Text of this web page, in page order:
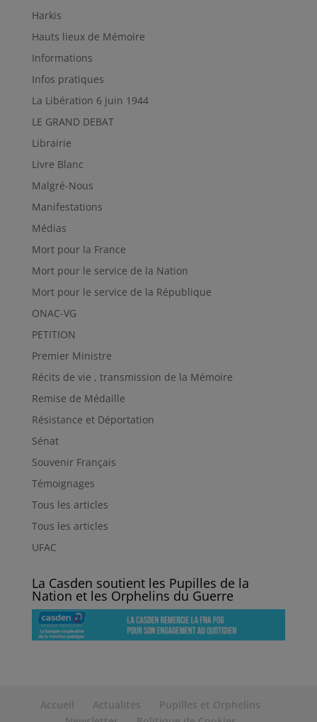
Harkis
Hauts lieux de Mémoire
Informations
Infos pratiques
La Libération 6 juin 1944
LE GRAND DEBAT
Librairie
Livre Blanc
Malgré-Nous
Manifestations
Médias
Mort pour la France
Mort pour le service de la Nation
Mort pour le service de la République
ONAC-VG
PETITION
Premier Ministre
Récits de vie , transmission de la Mémoire
Remise de Médaille
Résistance et Déportation
Sénat
Souvenir Français
Témoignages
Tous les articles
Tous les articles
UFAC
La Casden soutient les Pupilles de la
Nation et les Orphelins du Guerre
Accueil Actualités
Pupilles et Orphelins